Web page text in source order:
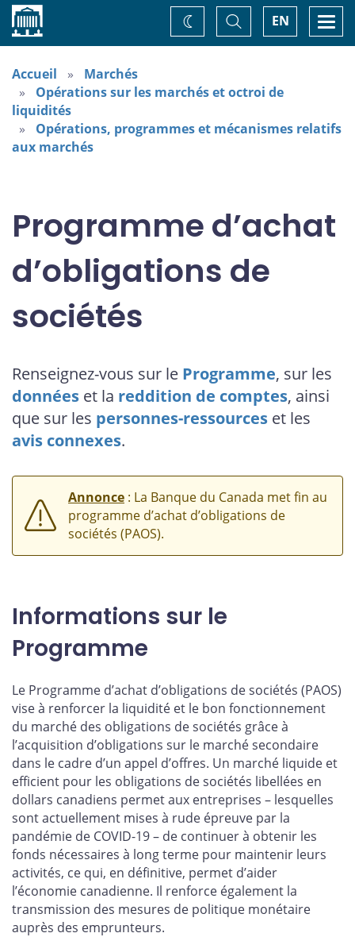
Accueil EN
Basculer
la
recherche
Changez
de
Accueil
Marchés
Opérations sur les marchés et octroi de
liquidités
Opérations, programmes et mécanismes relatifs
aux marchés
Programme d’achat
d’obligations de
sociétés
Renseignez-vous sur le Programme, sur les
données et la reddition de comptes, ainsi
que sur les personnes-ressources et les
avis connexes.
Annonce : La Banque du Canada met fin au
programme d’achat d’obligations de
sociétés (PAOS).
Informations sur le
Programme
Le Programme d’achat d’obligations de sociétés (PAOS)
vise à renforcer la liquidité et le bon fonctionnement
du marché des obligations de sociétés grâce à
l’acquisition d’obligations sur le marché secondaire
dans le cadre d’un appel d’offres. Un marché liquide et
efficient pour les obligations de sociétés libellées en
dollars canadiens permet aux entreprises – lesquelles
sont actuellement mises à rude épreuve par la
pandémie de COVID-19 – de continuer à obtenir les
fonds nécessaires à long terme pour maintenir leurs
activités, ce qui, en définitive, permet d’aider
l’économie canadienne. Il renforce également la
transmission des mesures de politique monétaire
auprès des emprunteurs.